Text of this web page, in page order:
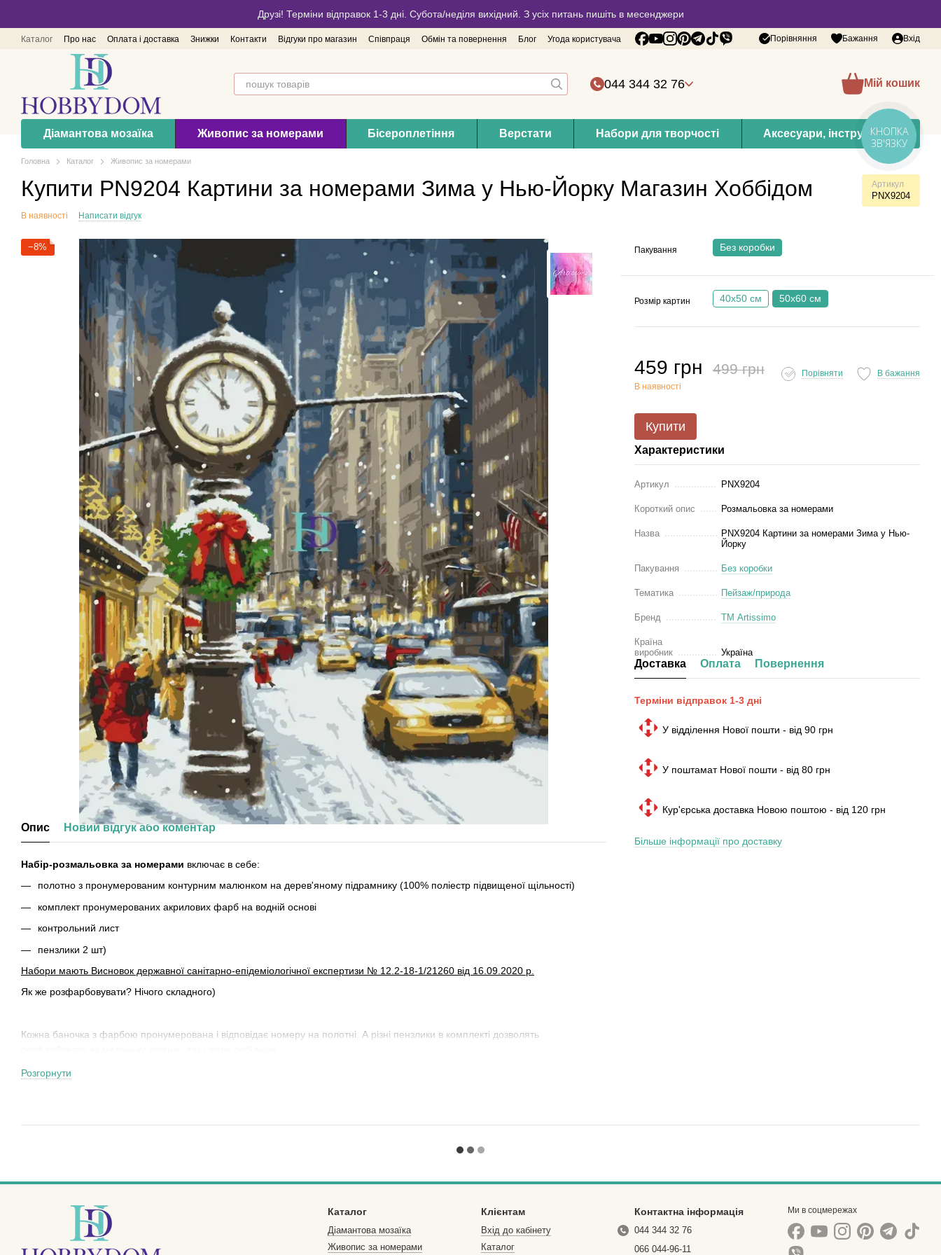
Друзі! Терміни відправок 1-3 дні. Субота/неділя вихідний. З усіх питань пишіть в месенджери
Каталог Про нас Оплата і доставка Знижки Контакти Відгуки про магазин Співпраця Обмін та повернення Блог Угода користувача Порівняння Бажання Вхід
044 344 32 76 Мій кошик
Діамантова мозаїка Живопис за номерами Бісероплетіння Верстати Набори для творчості Аксесуари, інструменти
Головна Каталог Живопис за номерами
Купити PN9204 Картини за номерами Зима у Нью-Йорку Магазин Хоббідом Артикул
PNX9204
В наявності Написати відгук
−8%
Опис Новий відгук або коментар
Набір-розмальовка за номерами включає в себе:
полотно з пронумерованим контурним малюнком на дерев'яному підрамнику (100% поліестр підвищеної щільності)
комплект пронумерованих акрилових фарб на водній основі
контрольний лист
пензлики 2 шт)
Набори мають Висновок державної санітарно-епідеміологічної експертизи № 12.2-18-1/21260 від 16.09.2020 р.
Як же розфарбовувати? Нічого складного)
Кожна баночка з фарбою пронумерована і відповідає номеру на полотні. А різні пензлики в комплекті дозволять
Творчого Вам натхнення !!!
Розгорнути
Пакування Без коробки
Розмір картин 40х50 см 50х60 см
459 грн 499 грн
В наявності
Порівняти В бажання
Купити
Характеристики
Артикул PNX9204
Короткий опис Розмальовка за номерами
Назва
PNX9204 Картини за номерами Зима у Нью-
Йорку
Пакування Без коробки
Тематика Пейзаж/природа
Бренд ТМ Artissimo
Країна
виробник
Україна
Доставка Оплата Повернення
Терміни відправок 1-3 дні
У відділення Нової пошти - від 90 грн
У поштамат Нової пошти - від 80 грн
Кур'єрська доставка Новою поштою - від 120 грн
Більше інформації про доставку
Каталог
Діамантова мозаїка
Живопис за номерами
Клієнтам
Вхід до кабінету
Каталог
Контактна інформація
044 344 32 76
066 044-96-11
Ми в соцмережах
КНОПКА
ЗВ'ЯЗКУ